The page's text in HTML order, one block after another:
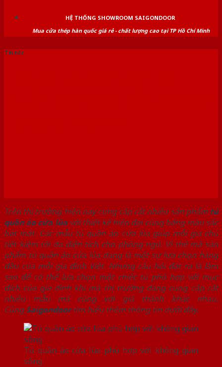
HỆ THỐNG SHOWROOM SAIGONDOOR
Mua cửa thép hàn quốc giá rẻ - chất lượng cao tại TP Hồ Chí Minh
Tin tức
Trên thị trường hiện nay cung cấp rất nhiều sản phẩmtủ
quần áo cửa lùa với thiết kế hiện đại cùng bảng màu sắc
bắt mắt. Các mẫu tủ quần áo cửa lùa giúp mỗi gia chủ
tiết kiệm tối đa diện tích cho phòng ngủ. Vì thế mà sản
phẩm tủ quần áo cửa lùa đang là một sự lựa chọn hàng
đầu của mỗi gia đình Việt. Nhưng câu hỏi đặt ra là làm
sao để có thể lựa chọn một chiếc tủ phù hợp với mục
đích của gia đình khi mà thị trường đang cung cấp rất
nhiều mẫu mã cùng với giá thành khác nhau.
CùngSaigondoor tìm hiểu thêm thông tin dưới đây.
Tủ quần áo cửa lùa phù hợp với không gian
sống